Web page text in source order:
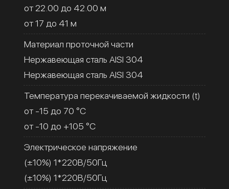
от 22.00 до 42.00 м
от 17 до 41 м
Материал проточной части
Нержавеющая сталь AISI 304
Нержавеющая сталь AISI 304
Температура перекачиваемой жидкости (t)
от -15 до 70 °C
от -10 до +105 °C
Электрическое напряжение
(±10%) 1*220В/50Гц
(±10%) 1*220В/50Гц